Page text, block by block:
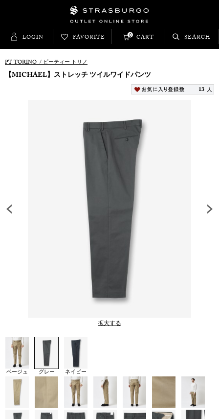
LOGIN FAVORITE CART
0 SEARCH
PT TORINO/ピーティー トリノ
【MICHAEL】ストレッチ ツイルワイドパンツ
13
拡大する
ベージュ グレー ネイビー